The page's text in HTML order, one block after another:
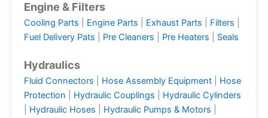
Engine & Filters
Cooling Parts Engine Parts Exhaust Parts Filters
Fuel Delivery Pats
Pre Cleaners Pre Heaters Seals
Hydraulics
Fluid Connectors Hose Assembly Equipment
Hose
Protection
Hydraulic Couplings
Hydraulic Cylinders
Hydraulic Hoses Hydraulic Pumps & Motors